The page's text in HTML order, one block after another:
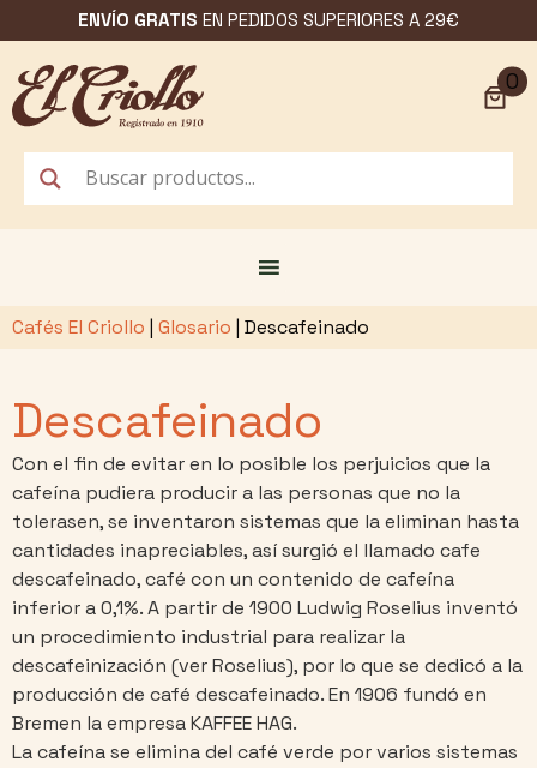
al
contenido
ENVÍO GRATIS EN PEDIDOS SUPERIORES A 29€
0
Cafés El Criollo | Glosario | Descafeinado
Descafeinado
Con el fin de evitar en lo posible los perjuicios que la
cafeína pudiera producir a las personas que no la
tolerasen, se inventaron sistemas que la eliminan hasta
cantidades inapreciables, así surgió el llamado cafe
descafeinado, café con un contenido de cafeína
inferior a 0,1%. A partir de 1900 Ludwig Roselius inventó
un procedimiento industrial para realizar la
descafeinización (ver Roselius), por lo que se dedicó a la
producción de café descafeinado. En 1906 fundó en
Bremen la empresa KAFFEE HAG.
La cafeína se elimina del café verde por varios sistemas